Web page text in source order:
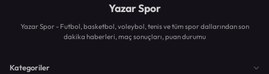
Yazar Spor
Yazar Spor - Futbol, basketbol, voleybol, tenis ve tüm spor dallarından son
dakika haberleri, maç sonuçları, puan durumu
Kategoriler